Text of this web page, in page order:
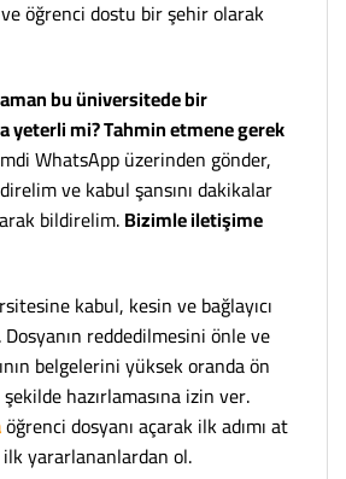
öğrenci dostu bir şehir olarak
bu üniversitede bir
yeterli mi? Tahmin etmene gerek
WhatsApp üzerinden gönder,
ve kabul şansını dakikalar
bildirelim.Bizimle iletişime
kabul, kesin ve bağlayıcı
reddedilmesini önle ve
belgelerini yüksek oranda ön
hazırlamasına izin ver.
öğrenci dosyanı açarak ilk adımı at
yararlananlardan ol.